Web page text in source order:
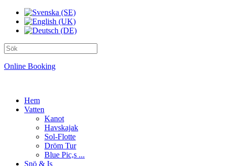
Online Booking
Hem
Vatten
Kanot
Havskajak
Sol-Flotte
Dröm Tur
Blue Pic,s ...
Snö & Is